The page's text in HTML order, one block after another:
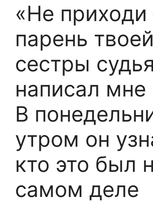
«Не
парень твоей
сестры
написал мне
В
утром он
кто это был
самом деле